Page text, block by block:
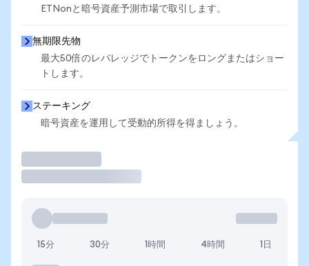
ETNonと暗号資産予測市場で取引します。
無期限先物
最大50倍のレバレッジでトークンをロングまたはショー
トします。
ステーキング
暗号資産を運用して受動的所得を得ましょう。
15分 30分 1時間 4時間 1日